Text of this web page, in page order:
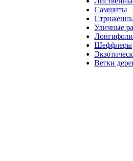
Самшиты
Уличные
Шеффлеры
Ветки